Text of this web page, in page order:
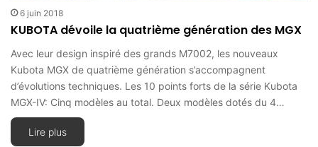
6 juin 2018
KUBOTA dévoile la quatrième génération des MGX
Avec leur design inspiré des grands M7002, les nouveaux
Kubota MGX de quatrième génération s’accompagnent
d’évolutions techniques. Les 10 points forts de la série Kubota
MGX-IV: Cinq modèles au total. Deux modèles dotés du 4…
Lire plus